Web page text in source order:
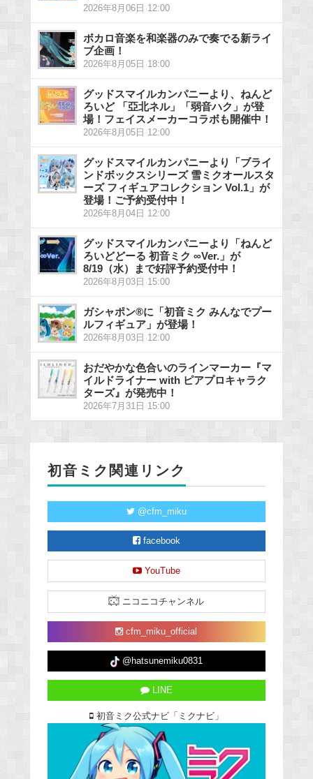
2026年8月06日 12:00
ボカロ音楽を和楽器のみで奏でる新ライ
ブ企画！
2026年8月05日 18:00
グッドスマイルカンパニーより、ねんど
ろいど 「亞北ネル」「弱音ハク」が登
場！フェイスメーカーコラボも開催中！
2026年8月05日 12:00
グッドスマイルカンパニーより「ブライ
ンドボックスシリーズ 雪ミクオールスタ
ーズ フィギュアコレクション Vol.1」が
登場！ご予約受付中！
2026年8月04日 12:00
グッドスマイルカンパニーより「ねんど
ろいどどーる 初音ミク ∞Ver.」が
8/19（水）まで好評予約受付中！
2026年8月03日 15:00
ガシャポン®に「初音ミク みんなでプー
ルフィギュア」が登場！
2026年8月03日 12:00
おだやかな色合いのラインマーカー『マ
イルドライナー with ピアプロキャラク
ターズ』が発売中！
2026年7月31日 15:00
初音ミク関連リンク
@cfm_miku
facebook
YouTube
ニコニコチャンネル
cfm_miku_official
@hatsunemiku0831
LINE
初音ミク公式ナビ「ミクナビ」